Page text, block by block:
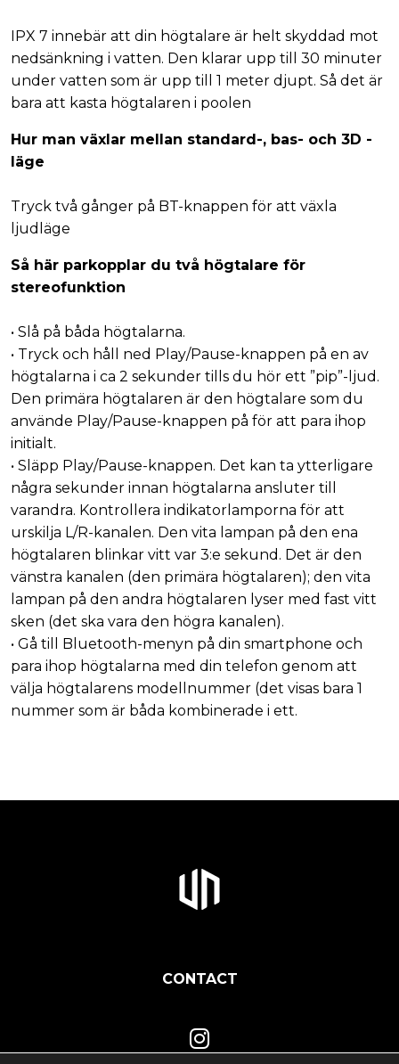
IPX 7 innebär att din högtalare är helt skyddad mot
nedsänkning i vatten. Den klarar upp till 30 minuter
under vatten som är upp till 1 meter djupt. Så det är
bara att kasta högtalaren i poolen
Hur man växlar mellan standard-, bas- och 3D -
läge
Tryck två gånger på BT-knappen för att växla
ljudläge
Så här parkopplar du två högtalare för
stereofunktion
• Slå på båda högtalarna.
• Tryck och håll ned Play/Pause-knappen på en av
högtalarna i ca 2 sekunder tills du hör ett ”pip”-ljud.
Den primära högtalaren är den högtalare som du
använde Play/Pause-knappen på för att para ihop
initialt.
• Släpp Play/Pause-knappen. Det kan ta ytterligare
några sekunder innan högtalarna ansluter till
varandra. Kontrollera indikatorlamporna för att
urskilja L/R-kanalen. Den vita lampan på den ena
högtalaren blinkar vitt var 3:e sekund. Det är den
vänstra kanalen (den primära högtalaren); den vita
lampan på den andra högtalaren lyser med fast vitt
sken (det ska vara den högra kanalen).
• Gå till Bluetooth-menyn på din smartphone och
para ihop högtalarna med din telefon genom att
välja högtalarens modellnummer (det visas bara 1
nummer som är båda kombinerade i ett.
CONTACT